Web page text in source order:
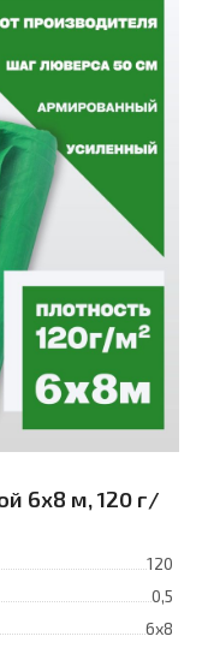
6x8 м, 120 г/
120
0,5
6х8